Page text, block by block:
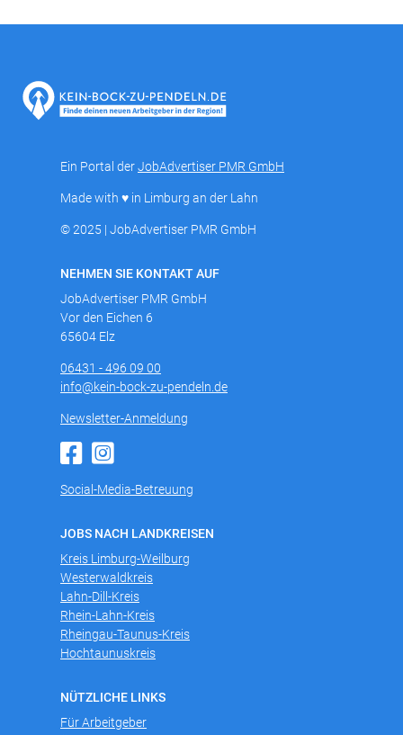
Ein Portal derJobAdvertiser PMR GmbH
Made with ♥ in Limburg an der Lahn
© 2025 | JobAdvertiser PMR GmbH
NEHMEN SIE KONTAKT AUF
JobAdvertiser PMR GmbH
Vor den Eichen 6
65604 Elz
06431 - 496 09 00
info@kein-bock-zu-pendeln.de
Newsletter-Anmeldung
Social-Media-Betreuung
JOBS NACH LANDKREISEN
Kreis Limburg-Weilburg
Westerwaldkreis
Lahn-Dill-Kreis
Rhein-Lahn-Kreis
Rheingau-Taunus-Kreis
Hochtaunuskreis
NÜTZLICHE LINKS
Für Arbeitgeber